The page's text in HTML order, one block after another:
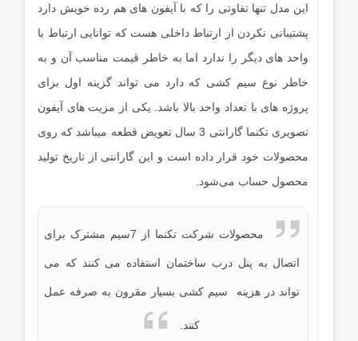
این مدل تنها تفاوتی را که با آیفون های هم رده خویش دارد
پشتیبانی نکردن از ارتباط داخلی هست که توانایی ارتباط با
واحد های دیگر را ندارد اما به خاطر قیمت مناسب آن و به
خاطر نوع سیم کشی که دارد می تواند گزینه اول برای
پروژه های با تعداد واحد بالا باشد. یکی از مزیت های آیفون
تصویری تکنما گارانتی 3 سال تعویض قطعه میباشد که روی
محصولات خود قرار داده است و این گارانتی از تاریخ تولید
محصول حساب می‌شود.
محصولات شرکت تکنما از 7سیم مشترک برای
اتصال به پنل درب ساختمان استفاده می کنند که می
تواند در هزینه سیم کشی بسیار مقرون به صرفه عمل
کنند.